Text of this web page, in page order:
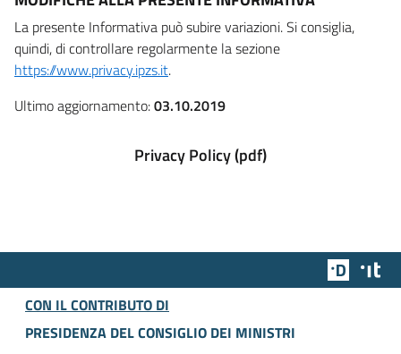
La presente Informativa può subire variazioni. Si consiglia,
quindi, di controllare regolarmente la sezione
https://www.privacy.ipzs.it.
Ultimo aggiornamento:03.10.2019
Privacy Policy (pdf)
Team
CON IL CONTRIBUTO DI
PRESIDENZA DEL CONSIGLIO DEI MINISTRI